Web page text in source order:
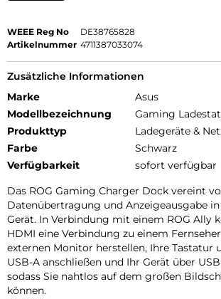
WEEE Reg No
DE38765828
Artikelnummer 4711387033074
Zusätzliche Informationen
Marke
Asus
Modellbezeichnung
Gaming
Produkttyp
Ladegeräte &
Farbe
Schwarz
Verfügbarkeit
sofort verfügbar
Das ROG Gaming Charger Dock vereint
Datenübertragung und Anzeigeausgabe
Gerät. In Verbindung mit einem ROG Ally
HDMI eine Verbindung zu einem
externen Monitor herstellen, Ihre Tastatur
USB-A anschließen und Ihr Gerät über
sodass Sie nahtlos auf dem großen
können.